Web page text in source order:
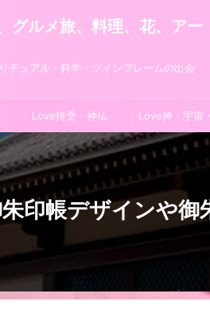
グルメ旅、料理、花、アー
チュアル・科学・ツインフレームの出会
Love待受・神仏 Love神・宇宙
ピ
印帳デザインや